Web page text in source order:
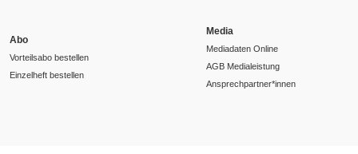
Abo
Vorteilsabo bestellen
Einzelheft bestellen
Media
Mediadaten Online
AGB Medialeistung
Ansprechpartner*innen